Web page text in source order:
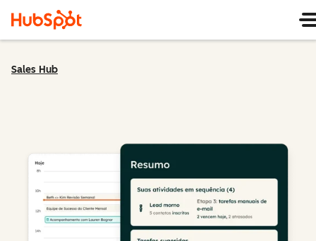
Sales Hub